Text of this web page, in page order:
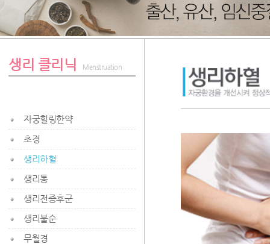
생리 클리닉 Menstruation
자궁힐링한약
초경
생리하혈
생리통
생리전증후군
생리불순
무월경